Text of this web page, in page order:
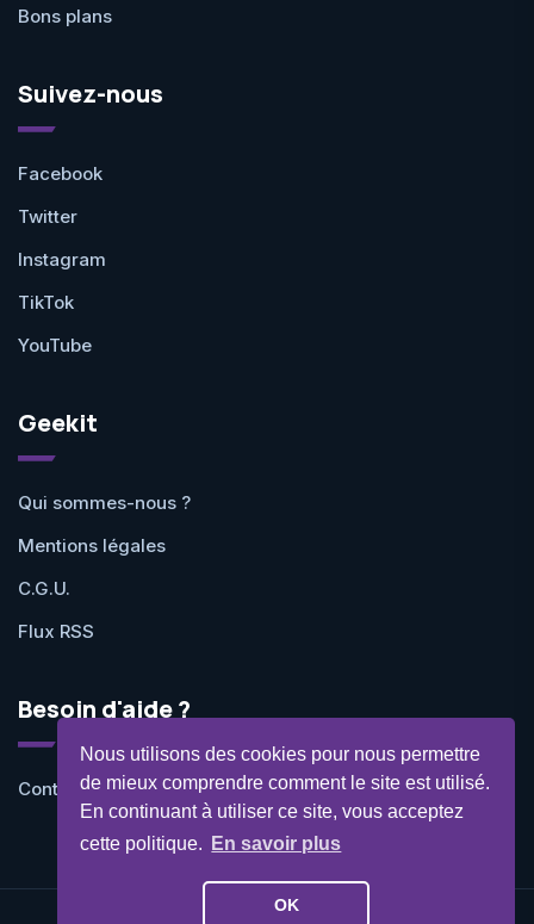
Nous utilisons des cookies pour nous permettre
de mieux comprendre comment le site est utilisé.
En continuant à utiliser ce site, vous acceptez
cette politique.
En savoir plus
OK
Bons plans
Suivez-nous
Facebook
Twitter
Instagram
TikTok
YouTube
Geekit
Qui sommes-nous ?
Mentions légales
C.G.U.
Flux RSS
Besoin d'aide ?
Contactez-nous